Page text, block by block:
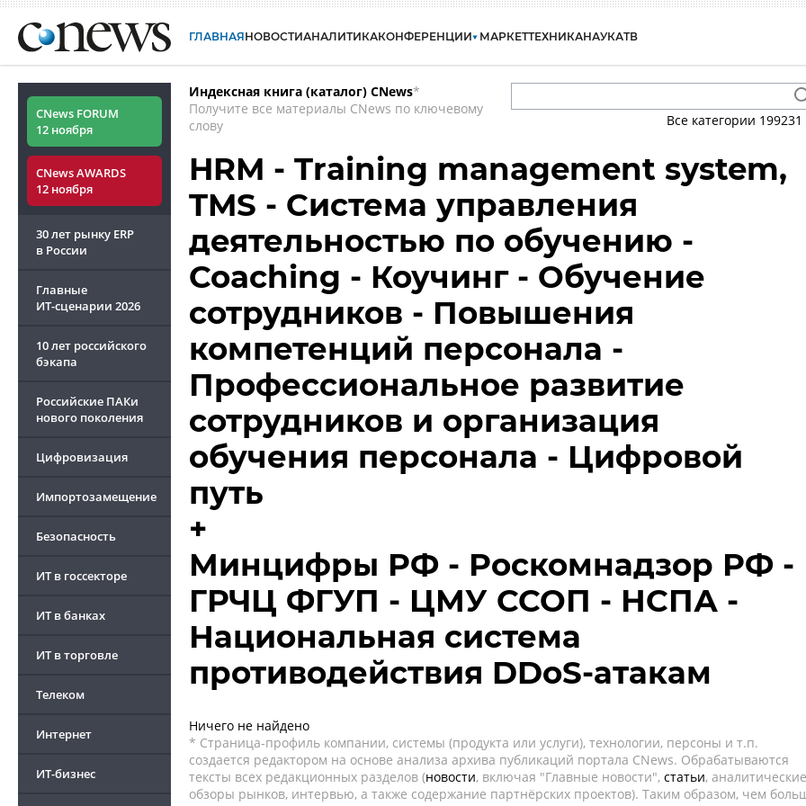
ГЛАВНАЯНОВОСТИАНАЛИТИКАКОНФЕРЕНЦИИ МАРКЕТТЕХНИКАНАУКАТВ
CNews FORUM
12 ноября
CNews AWARDS
12 ноября
30 лет рынку ERP
в России
Главные
ИТ-сценарии 2026
10 лет российского
бэкапа
Российские ПАКи
нового поколения
Цифровизация
Импортозамещение
Безопасность
ИТ в госсекторе
ИТ в банках
ИТ в торговле
Телеком
Интернет
ИТ-бизнес
Индексная книга (каталог) CNews*
Получите все материалы CNews по ключевому
слову
Все категории 199231
HRM - Training management system,
TMS - Система управления
деятельностью по обучению -
Coaching - Коучинг - Обучение
сотрудников - Повышения
компетенций персонала -
Профессиональное развитие
сотрудников и организация
обучения персонала - Цифровой
путь
+
Минцифры РФ - Роскомнадзор РФ -
ГРЧЦ ФГУП - ЦМУ ССОП - НСПА -
Национальная система
противодействия DDoS-атакам
Ничего не найдено
* Страница-профиль компании, системы (продукта или услуги), технологии, персоны и т.п.
создается редактором на основе анализа архива публикаций портала CNews. Обрабатываются
тексты всех редакционных разделов (новости, включая "Главные новости", статьи, аналитические
обзоры рынков, интервью, а также содержание партнёрских проектов). Таким образом, чем